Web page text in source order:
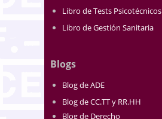
Libro de Tests Psicotécnicos
Libro de Gestión Sanitaria
Blogs
Blog de ADE
Blog de CC.TT y RR.HH
Blog de Derecho